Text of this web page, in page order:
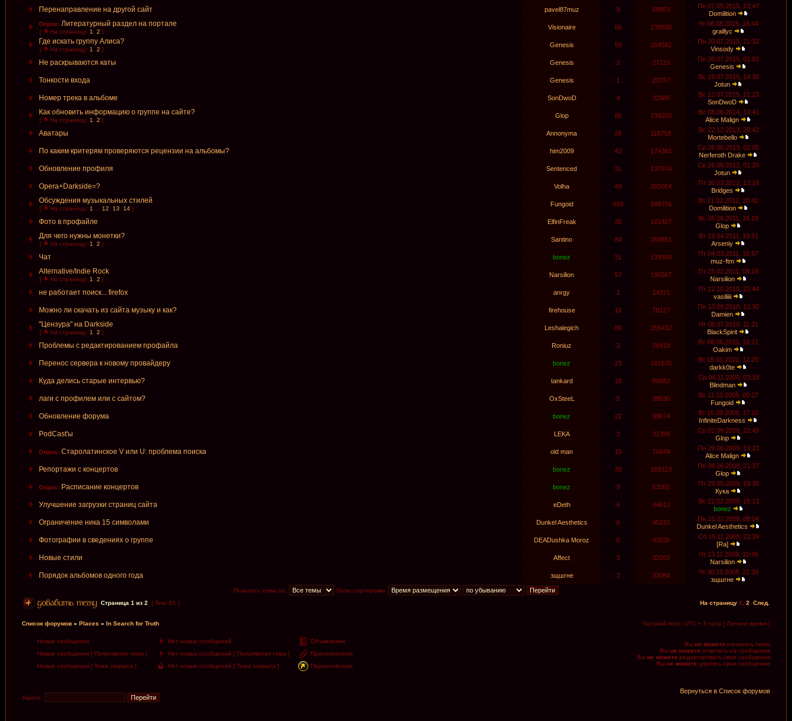
Перенаправление на другой сайт pavel87muz 9 59853
Пн 07.09.2015, 13:47
Domilition
Опрос: Литературный раздел на портале
[ На страницу: 1 2 ]
Visionaire 66 239506
Чт 06.08.2015, 16:44
graillyc
Где искать группу Алиса?
[ На страницу: 1 2 ]
Genesis 59 204582
Пн 20.07.2015, 21:32
Vinsody
Не раскрываются каты Genesis 2 27133
Пн 20.07.2015, 01:02
Genesis
Тонкости входа Genesis 1 23757
Вс 19.07.2015, 14:38
Jotun
Номер трека в альбоме SonDwoD 4 32680
Вс 12.07.2015, 21:23
SonDwoD
Как обновить информацию о группе на сайте?
[ На страницу: 1 2 ]
Glop 86 239250
Вс 08.06.2014, 10:41
Alice Malign
Аватары Annonyma 26 118758
Вс 22.12.2013, 20:42
Mortebello
По каким критерям проверяются рецензии на альбомы? him2009 42 174381
Ср 26.06.2013, 02:05
Nerferoth Drake
Обновление профиля Sentenced 31 137674
Ср 26.09.2012, 01:20
Jotun
Opera+Darkside=? Volha 49 203054
Пт 30.03.2012, 13:16
Bridges
Обсуждения музыкальных стилей
[ На страницу: 1 12 13 14 ]
Fungoid 669 588756
Вт 21.02.2012, 20:42
Domilition
Фото в профайле ElfinFreak 30 161407
Вс 05.06.2011, 16:19
Glop
Для чего нужны монетки?
[ На страницу: 1 2 ]
Santino 84 268851
Вт 19.04.2011, 19:51
Arseniy
Чат bonez 31 139394
Пт 04.03.2011, 16:57
muz-ftm
Alternative/Indie Rock
[ На страницу: 1 2 ]
Narsilion 57 195567
Пт 25.02.2011, 08:16
Narsilion
не работает поиск... firefox anrgy 1 24371
Пт 22.10.2010, 22:44
vasiliiii
Можно ли скачать из сайта музыку и как? firehouse 15 78127
Пн 13.09.2010, 13:30
Damien
"Цензура" на Darkside
[ На страницу: 1 2 ]
Leshalegich 80 359432
Чт 08.07.2010, 11:21
BlackSpirit
Проблемы с редактированием профайла Roniuz 2 28418
Вт 08.06.2010, 16:21
Oakim
Перенос сервера к новому провайдеру bonez 23 101635
Вт 05.01.2010, 12:20
darkk0te
Куда делись старые интервью? tankard 18 86882
Ср 04.11.2009, 03:18
Blindman
лаги с профилем или с сайтом? OxSteeL 5 38530
Вс 11.10.2009, 00:27
Fungoid
Обновление форума bonez 22 99674
Вт 15.09.2009, 17:10
InfiniteDarkness
PodCast'ы LEKA 3 31399
Ср 02.09.2009, 22:49
Glop
Опрос: Старолатинское V или U: проблема поиска old man 15 76649
Пн 29.06.2009, 10:23
Alice Malign
Репортажи с концертов bonez 39 169123
Пн 08.06.2009, 21:37
Glop
Опрос: Расписание концертов bonez 9 53260
Пт 29.05.2009, 19:38
Кука
Улучшение загрузки страниц сайта eDeth 6 44612
Вс 22.02.2009, 15:13
bonez
Ограничение ника 15 символами Dunkel Aesthetics 6 45232
Пн 16.02.2009, 08:04
Dunkel Aesthetics
Фотографии в сведениях о группе DEADushka Moroz 5 42035
Сб 15.11.2008, 22:39
[Ra]
Новые стили Affect 3 33202
Чт 13.11.2008, 10:45
Narsilion
Порядок альбомов одного года зщшгне 3 33084
Чт 30.10.2008, 21:30
зщшгне
Показать темы за:
Поле сортировки
Страница 1 из 2 [ Тем: 61 ] На страницу 1 2 След.
Список форумов » Places » In Search for Truth Часовой пояс: UTC + 3 часа [ Летнее время ]
Новые сообщения Нет новых сообщений
Объявление
Новые сообщения [ Популярная тема ]
Нет новых сообщений [ Популярная тема ]
Прилепленная
Новые сообщения [ Тема закрыта ]
Нет новых сообщений [ Тема закрыта ] Перенесённая
Вы не можете начинать темы
Вы не можете отвечать на сообщения
Вы не можете редактировать свои сообщения
Вы не можете удалять свои сообщения
Найти:
Вернуться в Список форумов